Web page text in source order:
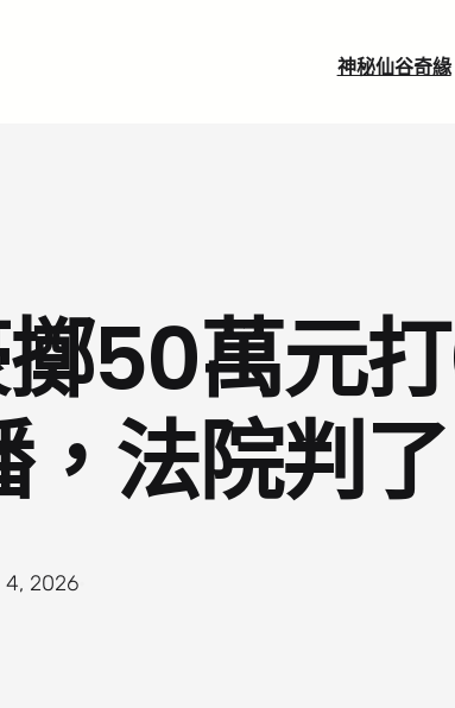
神秘仙谷奇緣
50萬元
法院判了
4, 2026·